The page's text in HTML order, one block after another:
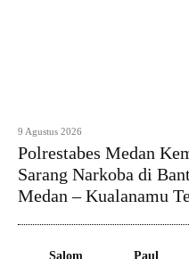
9 Agustus 2026
Polrestabes Medan
Sarang Narkoba di
Medan – Kualanamu
Salom
Paul